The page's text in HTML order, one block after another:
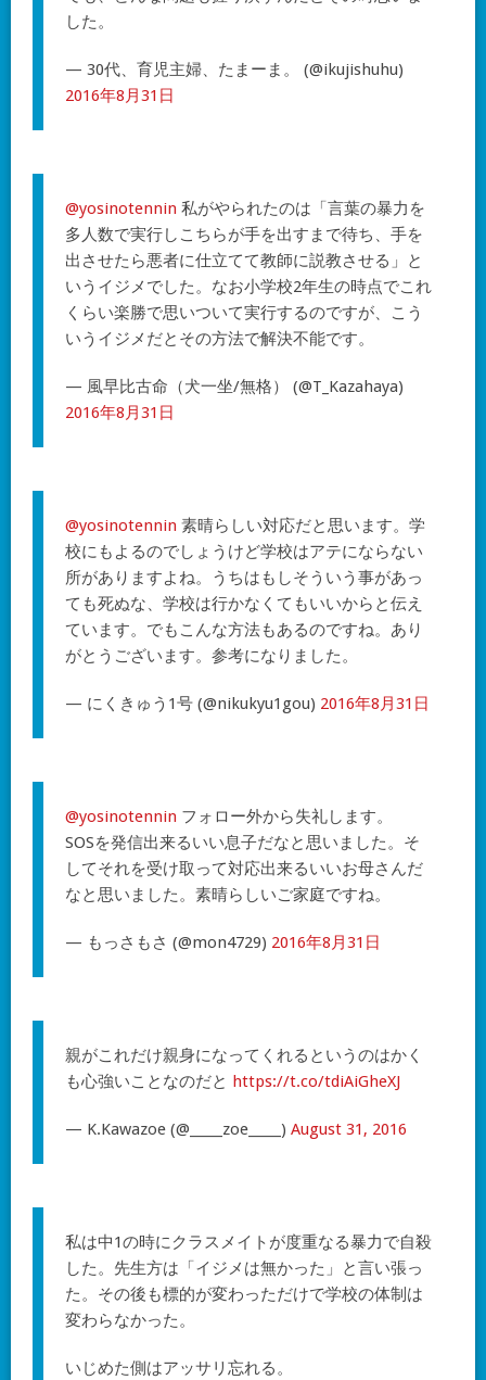
した。
— 30代、育児主婦、たまーま。 (@ikujishuhu)
2016年8月31日
@yosinotennin 私がやられたのは「言葉の暴力を
多人数で実行しこちらが手を出すまで待ち、手を
出させたら悪者に仕立てて教師に説教させる」と
いうイジメでした。なお小学校2年生の時点でこれ
くらい楽勝で思いついて実行するのですが、こう
いうイジメだとその方法で解決不能です。
— 風早比古命（犬一坐/無格） (@T_Kazahaya)
2016年8月31日
@yosinotennin 素晴らしい対応だと思います。学
校にもよるのでしょうけど学校はアテにならない
所がありますよね。うちはもしそういう事があっ
ても死ぬな、学校は行かなくてもいいからと伝え
ています。でもこんな方法もあるのですね。あり
がとうございます。参考になりました。
— にくきゅう1号 (@nikukyu1gou) 2016年8月31日
@yosinotennin フォロー外から失礼します。
SOSを発信出来るいい息子だなと思いました。そ
してそれを受け取って対応出来るいいお母さんだ
なと思いました。素晴らしいご家庭ですね。
— もっさもさ (@mon4729) 2016年8月31日
親がこれだけ親身になってくれるというのはかく
も心強いことなのだと https://t.co/tdiAiGheXJ
— K.Kawazoe (@_____zoe_____) August 31, 2016
私は中1の時にクラスメイトが度重なる暴力で自殺
した。先生方は「イジメは無かった」と言い張っ
た。その後も標的が変わっただけで学校の体制は
変わらなかった。
いじめた側はアッサリ忘れる。